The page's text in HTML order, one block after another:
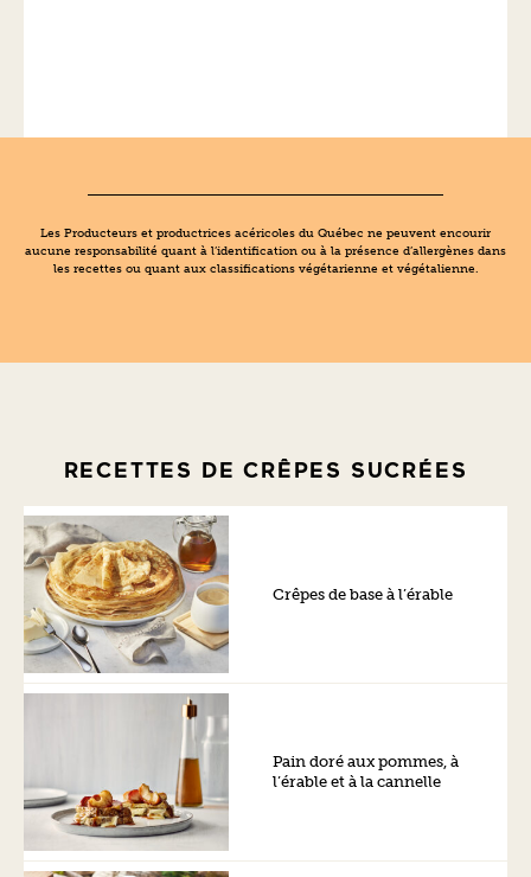
Les Producteurs et productrices acéricoles du Québec ne peuvent encourir
aucune responsabilité quant à l’identification ou à la présence d’allergènes dans
les recettes ou quant aux classifications végétarienne et végétalienne.
RECETTES DE CRÊPES SUCRÉES
Crêpes de base à l’érable
Pain doré aux pommes, à
l’érable et à la cannelle